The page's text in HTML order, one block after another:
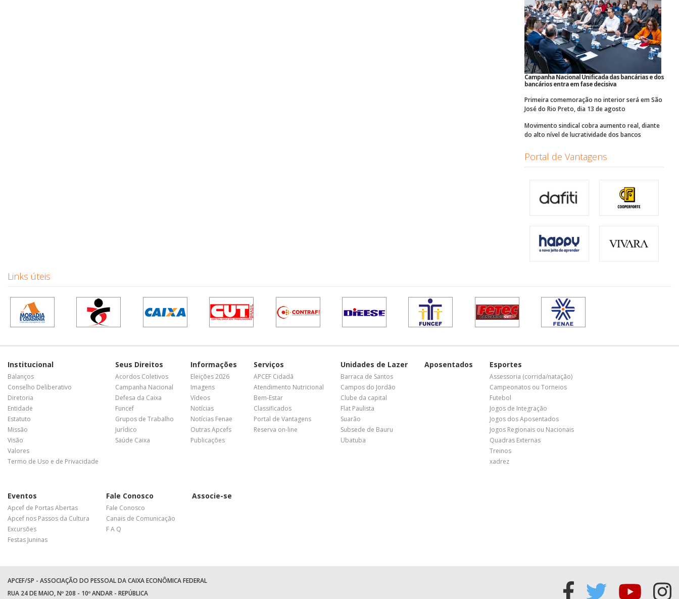
Campanha Nacional Unificada das bancárias e dos
bancários entra em fase decisiva
Primeira comemoração no interior será em São
José do Rio Preto, dia 13 de agosto
Movimento sindical cobra aumento real, diante
do alto nível de lucratividade dos bancos
Portal de Vantagens
Links úteis
Institucional
Balanços
Conselho Deliberativo
Diretoria
Entidade
Estatuto
Missão
Visão
Valores
Termo de Uso e de Privacidade
Seus Direitos
Acordos Coletivos
Campanha Nacional
Defesa da Caixa
Funcef
Grupos de Trabalho
Jurídico
Saúde Caixa
Informações
Eleições 2026
Imagens
Vídeos
Notícias
Notícias Fenae
Outras Apcefs
Publicações
Serviços
APCEF Cidadã
Atendimento Nutricional
Bem-Estar
Classificados
Portal de Vantagens
Reserva on-line
Unidades de Lazer
Barraca de Santos
Campos do Jordão
Clube da capital
Flat Paulista
Suarão
Subsede de Bauru
Ubatuba
Aposentados Esportes
Assessoria (corrida/natação)
Campeonatos ou Torneios
Futebol
Jogos de Integração
Jogos dos Aposentados
Jogos Regionais ou Nacionais
Quadras Externas
Treinos
xadrez
Eventos
Apcef de Portas Abertas
Apcef nos Passos da Cultura
Excursões
Festas Juninas
Fale Conosco
Fale Conosco
Canais de Comunicação
F A Q
Associe-se
APCEF/SP - ASSOCIAÇÃO DO PESSOAL DA CAIXA ECONÔMICA FEDERAL
RUA 24 DE MAIO, Nº 208 - 10º ANDAR - REPÚBLICA
Acessar
Acessar